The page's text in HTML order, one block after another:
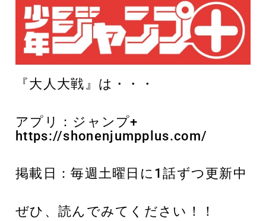
『大人大戦』は・・・
アプリ：ジャンプ+
https://shonenjumpplus.com/
掲載日：毎週土曜日に1話ずつ更新中
ぜひ、読んでみてください！！